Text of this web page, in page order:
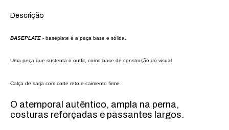
Descrição
BASEPLATE - baseplate é a peça base e sólida.
Uma peça que sustenta o outfit, como base de construção do visual
Calça de sarja com corte reto e caimento firme
O atemporal autêntico, ampla na perna,
costuras reforçadas e passantes largos.